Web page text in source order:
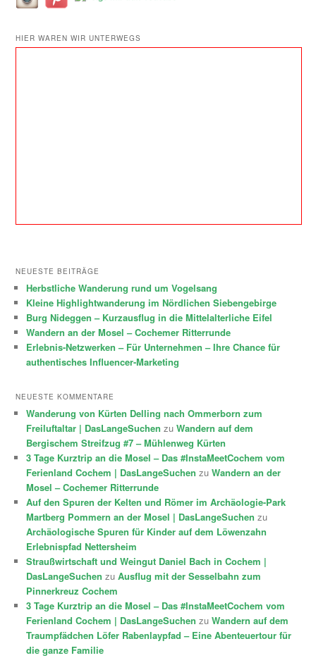
HIER WAREN WIR UNTERWEGS
NEUESTE BEITRÄGE
Herbstliche Wanderung rund um Vogelsang
Kleine Highlightwanderung im Nördlichen Siebengebirge
Burg Nideggen – Kurzausflug in die Mittelalterliche Eifel
Wandern an der Mosel – Cochemer Ritterrunde
Erlebnis-Netzwerken – Für Unternehmen – Ihre Chance für
authentisches Influencer-Marketing
NEUESTE KOMMENTARE
Wanderung von Kürten Delling nach Ommerborn zum
Freiluftaltar | DasLangeSuchen zuWandern auf dem
Bergischem Streifzug #7 – Mühlenweg Kürten
3 Tage Kurztrip an die Mosel – Das #InstaMeetCochem vom
Ferienland Cochem | DasLangeSuchen zuWandern an der
Mosel – Cochemer Ritterrunde
Auf den Spuren der Kelten und Römer im Archäologie-Park
Martberg Pommern an der Mosel | DasLangeSuchen zu
Archäologische Spuren für Kinder auf dem Löwenzahn
Erlebnispfad Nettersheim
Straußwirtschaft und Weingut Daniel Bach in Cochem |
DasLangeSuchen zuAusflug mit der Sesselbahn zum
Pinnerkreuz Cochem
3 Tage Kurztrip an die Mosel – Das #InstaMeetCochem vom
Ferienland Cochem | DasLangeSuchen zuWandern auf dem
Traumpfädchen Löfer Rabenlaypfad – Eine Abenteuertour für
die ganze Familie